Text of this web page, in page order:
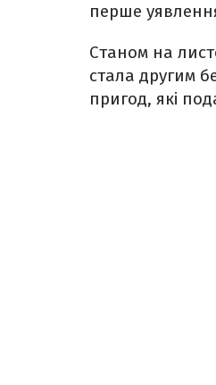
перше
Станом на
стала другим
пригод, які